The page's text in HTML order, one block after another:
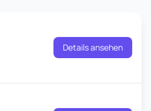
Details ansehen